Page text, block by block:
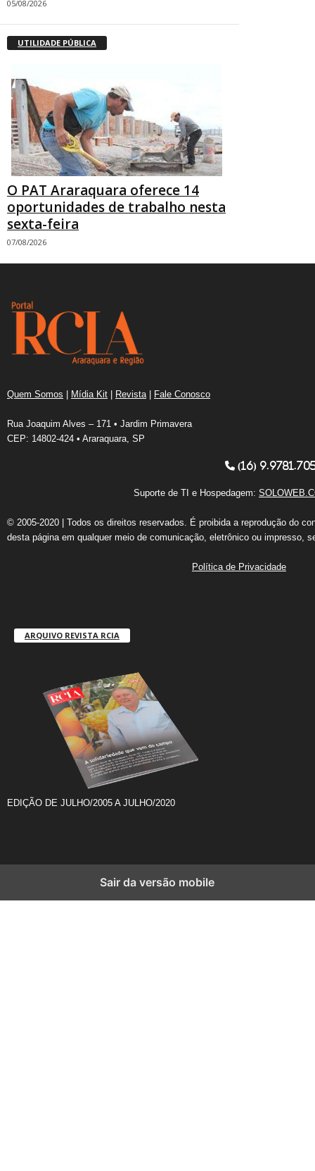
05/08/2026
UTILIDADE PÚBLICA
O PAT Araraquara oferece 14
oportunidades de trabalho nesta
sexta-feira
07/08/2026
Quem Somos Mídia Kit Revista Fale Conosco
Rua Joaquim Alves – 171 • Jardim Primavera
CEP: 14802-424 • Araraquara, SP
(16)
Suporte de TI e Hospedagem:
© 2005-2020 | Todos os direitos reservados. É proibida a reprodução do
desta página em qualquer meio de comunicação, eletrônico ou impresso,
Política de Privacidade
ARQUIVO REVISTA RCIA
EDIÇÃO DE JULHO/2005 A JULHO/2020
Sair da versão mobile